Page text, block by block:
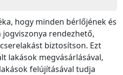
hogy minden bérlőjének és
rendezhető,
biztosítson. Ezt
lakások megvásárlásával,
felújításával tudja